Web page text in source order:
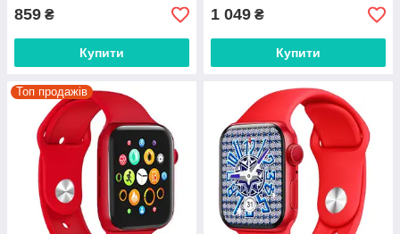
859 ₴
Купити
1 049 ₴
Купити
Топ продажів